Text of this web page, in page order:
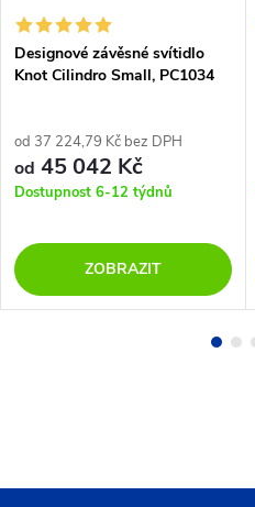
Designové závěsné svítidlo
Knot Cilindro Small, PC1034
od 37 224,79 Kč bez DPH
od 45 042 Kč
Dostupnost 6-12 týdnů
ZOBRAZIT